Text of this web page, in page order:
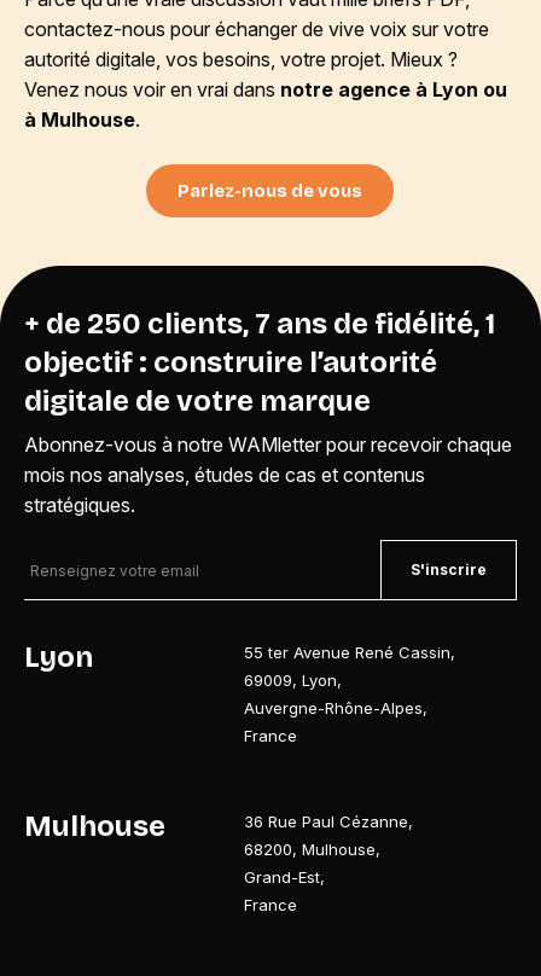
contactez-nous pour échanger de vive voix sur votre
autorité digitale, vos besoins, votre projet. Mieux ?
Venez nous voir en vrai dans notre agence à Lyon ou
à Mulhouse.
Parlez-nous de vous
+ de 250 clients, 7 ans de fidélité, 1
objectif : construire l’autorité
digitale de votre marque
Abonnez-vous à notre WAMletter pour recevoir chaque
mois nos analyses, études de cas et contenus
stratégiques.
S'inscrire
Lyon 55 ter Avenue René Cassin,
69009,Lyon,
Auvergne-Rhône-Alpes,
France
Mulhouse 36 Rue Paul Cézanne,
68200,Mulhouse,
Grand-Est,
France